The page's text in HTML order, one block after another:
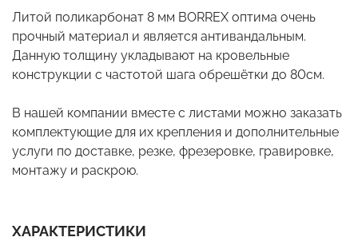
Литой поликарбонат 8 мм BORREX оптима очень
прочный материал и является антивандальным.
Данную толщину укладывают на кровельные
конструкции с частотой шага обрешётки до 80см.
В нашей компании вместе с листами можно заказать
комплектующие для их крепления и дополнительные
услуги по доставке, резке, фрезеровке, гравировке,
монтажу и раскрою.
ХАРАКТЕРИСТИКИ